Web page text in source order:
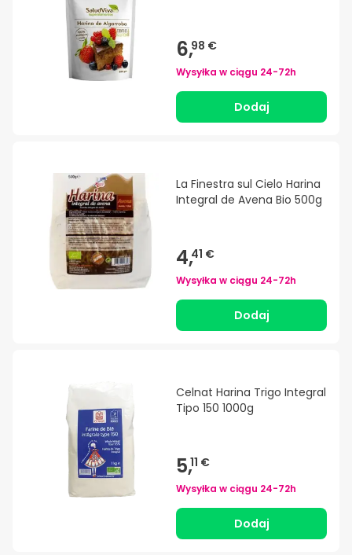
6,98 €
Wysyłka w ciągu 24-72h
Dodaj
La Finestra sul Cielo Harina
Integral de Avena Bio 500g
4,41 €
Wysyłka w ciągu 24-72h
Dodaj
Celnat Harina Trigo Integral
Tipo 150 1000g
5,11 €
Wysyłka w ciągu 24-72h
Dodaj